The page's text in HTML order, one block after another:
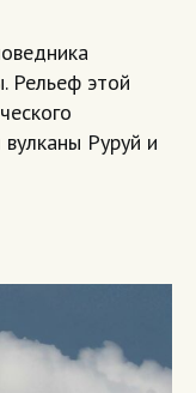
Рельеф этой
Руруй и